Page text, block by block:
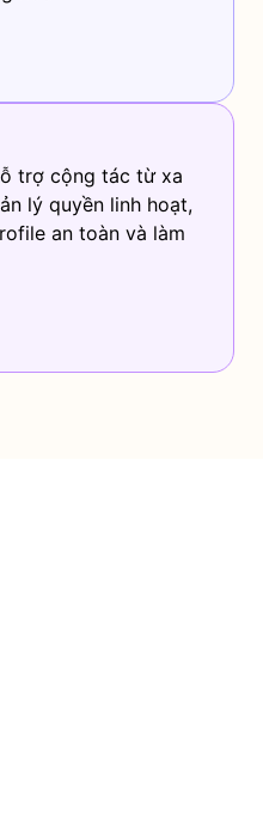
trợ cộng tác từ xa
lý quyền linh hoạt,
an toàn và làm